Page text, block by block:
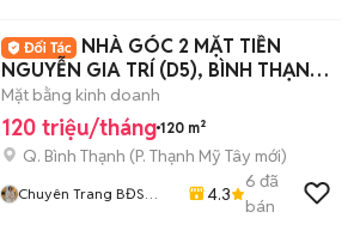
NHÀ GÓC 2 MẶT TIỀN
NGUYỄN GIA TRÍ (D5), BÌNH THẠNH –
DT 6X20M – 120TR
Mặt bằng kinh doanh
120 triệu/tháng 120 m²
Q. Bình Thạnh (P. Thạnh Mỹ Tây mới)
Chuyên Trang BĐS
4.3
6 đã
bán